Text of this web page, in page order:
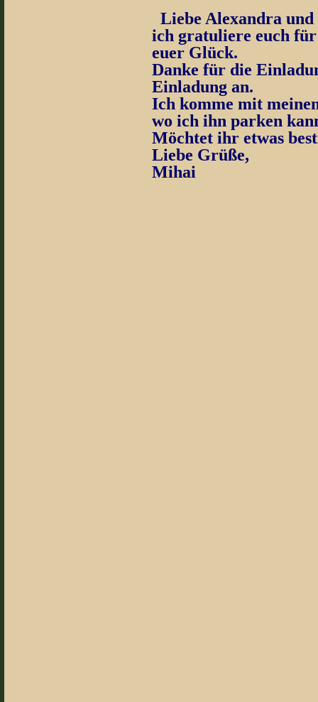
Liebe Alexandra und
ich gratuliere euch
euer Glück.
Danke für die
Einladung an.
Ich komme mit
wo ich ihn parken
Möchtet ihr etwas
Liebe Grüße,
Mihai